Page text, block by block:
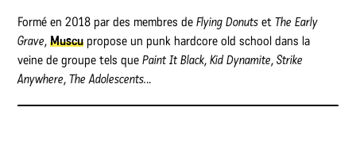
Formé en 2018 par des membres deFlying Donuts etThe Early
Grave,Muscu propose un punk hardcore old school dans la
veine de groupe tels quePaint It Black,Kid Dynamite,Strike
Anywhere,The Adolescents...